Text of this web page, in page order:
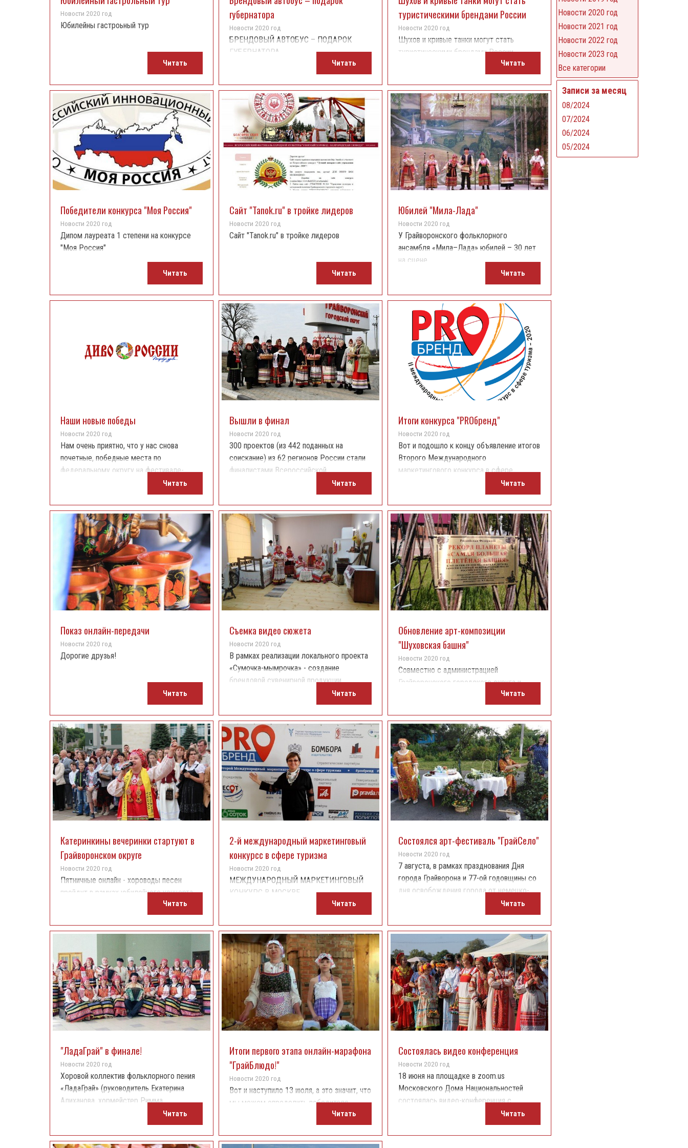
Новости 2020 год
Юбилейны гастроьный тур
Читать
губернатора
Новости 2020 год
БРЕНДОВЫЙ АВТОБУС – ПОДАРОК
ГУБЕРНАТОРА
Читать
туристическими брендами России
Новости 2020 год
Шухов и кривые танки могут стать
туристическими брендами России
Читать
Победители конкурса "Моя Россия"
Новости 2020 год
Дипом лауреата 1 степени на конкурсе
"Моя Россия"
Читать
Сайт "Tanok.ru" в тройке лидеров
Новости 2020 год
Сайт "Tanok.ru" в тройке лидеров
Читать
Юбилей "Мила-Лада"
Новости 2020 год
У Грайворонского фольклорного
ансамбля «Мила–Лада» юбилей – 30 лет
на сцене.
Читать
Наши новые победы
Новости 2020 год
Нам очень приятно, что у нас снова
почетные, победные места по
федеральному округу на фестивале-
конкурсе видеопрезентаций «Диво
России» и первое место на
Всероссийском хоровом фестивале.
Читать
Вышли в финал
Новости 2020 год
300 проектов (из 442 поданных на
соискание) из 62 регионов России стали
финалистами Всероссийской
туристической премии «Маршрут года».
Читать
Итоги конкурса "PROбренд"
Новости 2020 год
Вот и подошло к концу объявление итогов
Второго Международного
маркетингового конкурса в сфере
Читать
Показ онлайн-передачи
Новости 2020 год
Дорогие друзья!
Читать
Съемка видео сюжета
Новости 2020 год
В рамках реализации локального проекта
«Сумочка-мымрочка» - создание
брендовой сувенирной продукции
Грайворонского Дома ремесел"
состоялась съемка видео ролика,
посвященного сувениру грайворонского
края "Сумочка-мымрочка".
Читать
Обновление арт-композиции
"Шуховская башня"
Новости 2020 год
Совместно с администрацией
Грайворонского городского округа и
отделом туризма и народных промыслов
управления культуры состоялось
обновление арт-композиции "Шуховская
башня", находящегося на центральной
площади города Грайворона.
Читать
Катеринкины вечеринки стартуют в
Грайворонском округе
Новости 2020 год
Пятничные онлайн - хороводы песен
пройдут в рамках юбилейного концерта
фольклорного ансамбля "Мила
-Лада".Цикл песенных концертов стартует
13 ноября в 19 часов.
Читать
2-й международный маркетинговый
конкурсс в сфере туризма
Новости 2020 год
МЕЖДУНАРОДНЫЙ МАРКЕТИНГОВЫЙ
КОНКУРС В МОСКВЕ
Читать
Состоялся арт-фестиваль "ГрайСело"
Новости 2020 год
7 августа, в рамках празднования Дня
города Грайворона и 77-ой годовщины со
дня освобождения города от немецко-
Читать
"ЛадаГрай" в финале!
Новости 2020 год
Хоровой коллектив фольклорного пения
«ЛадаГрай» (руководитель Екатерина
Алиханова, хормейстер Римма
Долгарева) занял второе место в
зональном этапе Всероссийского
хорового фестиваля. Три видеосюжета
Читать
Итоги первого этапа онлайн-марафона
"ГрайБлюдо!"
Новости 2020 год
Вот и наступило 13 июля, а это значит, что
мы можем определить победителя
первого этапа онлайн-марафона
кулинарных традиций «ГрайБлюдо!».
Читать
Состоялась видео конференция
Новости 2020 год
18 июня на площадке в zoom.us
Московского Дома Национальностей
состоялась видео-конференция с
участием создателя проекта "Узорный
хоровод", заместителя начальника
управления культуры и молодежной
Читать
Новости 2020 год
Новости 2021 год
Новости 2022 год
Новости 2023 год
Все категории
Записи за месяц
08/2024
07/2024
06/2024
05/2024